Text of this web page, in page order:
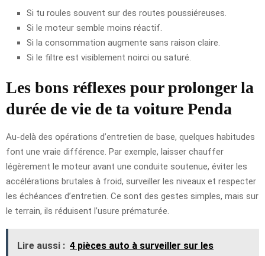
Si tu roules souvent sur des routes poussiéreuses.
Si le moteur semble moins réactif.
Si la consommation augmente sans raison claire.
Si le filtre est visiblement noirci ou saturé.
Les bons réflexes pour prolonger la
durée de vie de ta voiture Penda
Au-delà des opérations d’entretien de base, quelques habitudes
font une vraie différence. Par exemple, laisser chauffer
légèrement le moteur avant une conduite soutenue, éviter les
accélérations brutales à froid, surveiller les niveaux et respecter
les échéances d’entretien. Ce sont des gestes simples, mais sur
le terrain, ils réduisent l’usure prématurée.
Lire aussi : 4 pièces auto à surveiller sur les